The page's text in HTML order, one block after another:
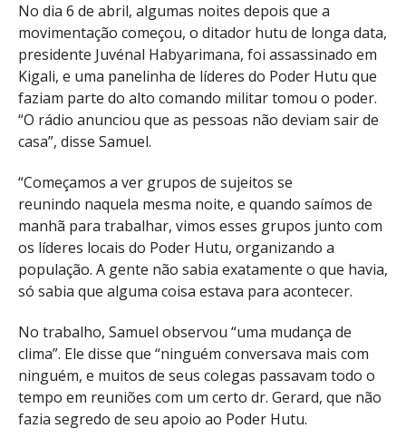
No dia 6 de abril, algumas noites depois que a
movimentação começou, o ditador hutu de longa data,
presidente Juvénal Habyarimana, foi assassinado em
Kigali, e uma panelinha de líderes do Poder Hutu que
faziam parte do alto comando militar tomou o poder.
“O rádio anunciou que as pessoas não deviam sair de
casa”, disse Samuel.
“Começamos a ver grupos de sujeitos se
reunindo naquela mesma noite, e quando saímos de
manhã para trabalhar, vimos esses grupos junto com
os líderes locais do Poder Hutu, organizando a
população. A gente não sabia exatamente o que havia,
só sabia que alguma coisa estava para acontecer.
No trabalho, Samuel observou “uma mudança de
clima”. Ele disse que “ninguém conversava mais com
ninguém, e muitos de seus colegas passavam todo o
tempo em reuniões com um certo dr. Gerard, que não
fazia segredo de seu apoio ao Poder Hutu.